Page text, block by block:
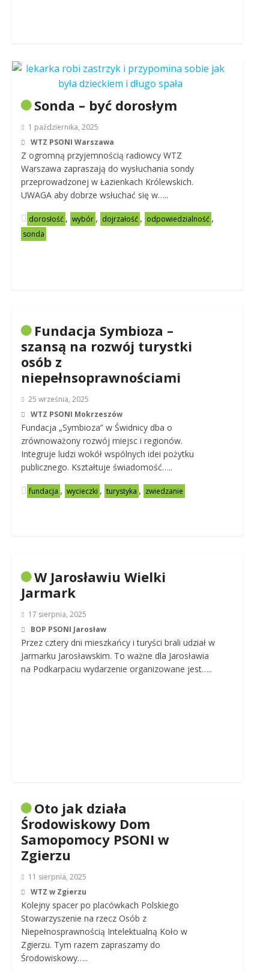
Sonda – być dorosłym
1 października, 2025
WTZ PSONI Warszawa
Z ogromną przyjemnością radiowcy WTZ
Warszawa zapraszają do wysłuchania sondy
przeprowadzonej w Łazienkach Królewskich.
UWAGA aby dobrze wsłuchać się w…..
dorosłość , wybór , dojrzałość , odpowiedzialność ,
sonda
Fundacja Symbioza –
szansą na rozwój turystki
osób z
niepełnsoprawnościami
25 września, 2025
WTZ PSONI Mokrzeszów
Fundacja „Symbioza” w Świdnicy dba o
zrównoważony rozwój miejsc i regionów.
Integruje ludzi wokół wspólnych idei pożytku
publicznego. Kształtuje świadomość…..
fundacja , wycieczki , turystyka , zwiedzanie
W Jarosławiu Wielki
Jarmark
17 sierpnia, 2025
BOP PSONI Jarosław
Przez cztery dni mieszkańcy i turyści brali udział w
Jarmarku Jarosławskim. To ważne dla Jarosławia
na Podkarpaciu wydarzenie organizowane jest…..
Oto jak działa
Środowiskowy Dom
Samopomocy PSONI w
Zgierzu
11 sierpnia, 2025
WTZ w Zgierzu
Kolejny spacer po placówkach Polskiego
Stowarzyszenie na rzecz Osób z
Niepełnosprawnością Intelektualną Koło w
Zgierzu. Tym razem zapraszamy do
Środowiskowy…..